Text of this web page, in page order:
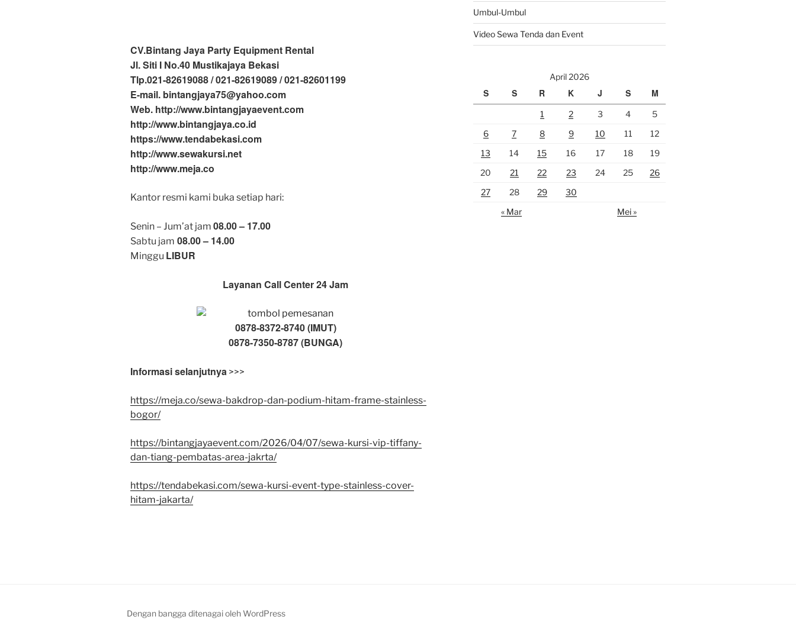
CV.Bintang Jaya Party Equipment Rental
Jl. Siti I No.40 Mustikajaya Bekasi
Tlp.021-82619088 / 021-82619089 / 021-82601199
E-mail. bintangjaya75@yahoo.com
Web. http://www.bintangjayaevent.com
http://www.bintangjaya.co.id
https://www.tendabekasi.com
http://www.sewakursi.net
http://www.meja.co
Kantor resmi kami buka setiap hari:
Senin – Jum’at jam 08.00 – 17.00
Sabtu jam 08.00 – 14.00
Minggu LIBUR
Layanan Call Center 24 Jam
0878-8372-8740 (IMUT)
0878-7350-8787 (BUNGA)
Informasi selanjutnya >>>
https://meja.co/sewa-bakdrop-dan-podium-hitam-frame-stainless-
bogor/
https://bintangjayaevent.com/2026/04/07/sewa-kursi-vip-tiffany-
dan-tiang-pembatas-area-jakrta/
https://tendabekasi.com/sewa-kursi-event-type-stainless-cover-
hitam-jakarta/
Umbul-Umbul
Video Sewa Tenda dan Event
April 2026
S S R K J S M
1 2 3 4
5
6
7 8 9 10 11
12
13
14 15 16 17 18
19
20
21 22 23 24 25
26
27
28 29
30
« Mar
Mei »
Dengan bangga ditenagai oleh WordPress